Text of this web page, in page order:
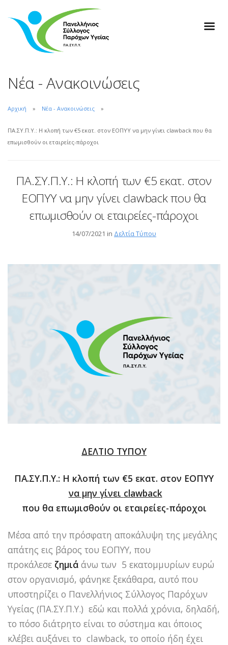
Νέα - Ανακοινώσεις
Αρχική Νέα - Ανακοινώσεις
ΠΑ.ΣΥ.Π.Υ.: Η κλοπή των €5 εκατ. στον ΕΟΠΥΥ να μην γίνει clawback που θα
επωμισθούν οι εταιρείες-πάροχοι
ΠΑ.ΣΥ.Π.Υ.: Η κλοπή των €5 εκατ. στον
ΕΟΠΥΥ να μην γίνει clawback που θα
επωμισθούν οι εταιρείες-πάροχοι
14/07/2021 in Δελτία Τύπου
ΔΕΛΤΙΟ ΤΥΠΟΥ
ΠΑ.ΣΥ.Π.Υ.: Η κλοπή των €5 εκατ. στον ΕΟΠΥΥ
να μην γίνει clawback
που θα επωμισθούν οι εταιρείες-πάροχοι
Μέσα από την πρόσφατη αποκάλυψη της μεγάλης
απάτης εις βάρος του ΕΟΠΥΥ, που
προκάλεσε ζημιά άνω των 5 εκατομμυρίων ευρώ
στον οργανισμό, φάνηκε ξεκάθαρα, αυτό που
υποστηρίζει ο Πανελλήνιος Σύλλογος Παρόχων
Υγείας (ΠΑ.ΣΥ.Π.Υ.) εδώ και πολλά χρόνια, δηλαδή,
το πόσο διάτρητο είναι το σύστημα και όποιος
κλέβει αυξάνει το clawback, το οποίο ήδη έχει